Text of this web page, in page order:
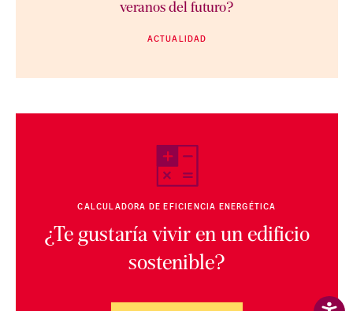
veranos del futuro?
ACTUALIDAD
CALCULADORA DE EFICIENCIA ENERGÉTICA
¿Te gustaría vivir en un edificio
sostenible?